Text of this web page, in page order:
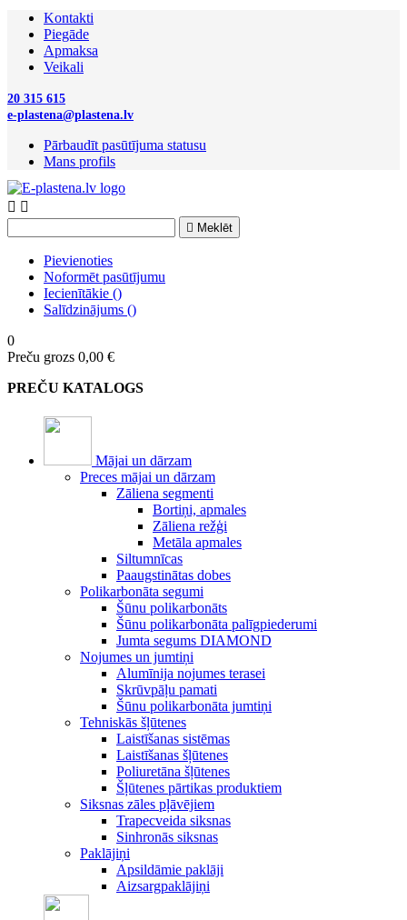
Kontakti
Piegāde
Apmaksa
Veikali
20 315 615
e-plastena@plastena.lv
Pārbaudīt pasūtījuma statusu
Mans profils
 
 Meklēt
Pievienoties
Noformēt pasūtījumu
Iecienītākie ()
Salīdzinājums ()
0
Preču grozs 0,00 €
PREČU KATALOGS
Mājai un dārzam
Preces mājai un dārzam
Zāliena segmenti
Bortiņi, apmales
Zāliena režģi
Metāla apmales
Siltumnīcas
Paaugstinātas dobes
Polikarbonāta segumi
Šūnu polikarbonāts
Šūnu polikarbonāta palīgpiederumi
Jumta segums DIAMOND
Nojumes un jumtiņi
Alumīnija nojumes terasei
Skrūvpāļu pamati
Šūnu polikarbonāta jumtiņi
Tehniskās šļūtenes
Laistīšanas sistēmas
Laistīšanas šļūtenes
Poliuretāna šļūtenes
Šļūtenes pārtikas produktiem
Siksnas zāles pļāvējiem
Trapecveida siksnas
Sinhronās siksnas
Paklājiņi
Apsildāmie paklāji
Aizsargpaklājiņi